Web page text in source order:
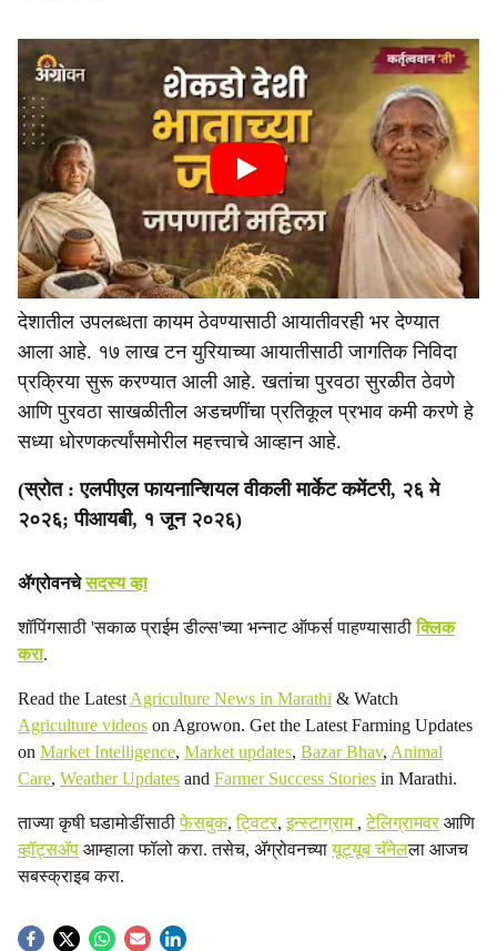
देशातील उपलब्धता कायम ठेवण्यासाठी आयातीवरही भर देण्यात
आला आहे. १७ लाख टन युरियाच्या आयातीसाठी जागतिक निविदा
प्रक्रिया सुरू करण्यात आली आहे. खतांचा पुरवठा सुरळीत ठेवणे
आणि पुरवठा साखळीतील अडचणींचा प्रतिकूल प्रभाव कमी करणे हे
सध्या धोरणकर्त्यांसमोरील महत्त्वाचे आव्हान आहे.
(स्रोत : एलपीएल फायनान्शियल वीकली मार्केट कमेंटरी, २६ मे
२०२६; पीआयबी, १ जून २०२६)
ॲग्रोवनचेसदस्य व्हा
शॉपिंगसाठी 'सकाळ प्राईम डील्स'च्या भन्नाट ऑफर्स पाहण्यासाठीक्लिक
करा.
Read the Latest Agriculture News in Marathi & Watch
Agriculture videos on Agrowon. Get the Latest Farming Updates
on Market Intelligence, Market updates, Bazar Bhav, Animal
Care, Weather Updates and Farmer Success Stories in Marathi.
ताज्या कृषी घडामोडींसाठीफेसबुक,ट्विटर,इन्स्टाग्राम ,टेलिग्रामवरआणि
व्हॉट्सॲप आम्हाला फॉलो करा. तसेच, ॲग्रोवनच्यायूट्यूब चॅनेलला आजच
सबस्क्राइब करा.